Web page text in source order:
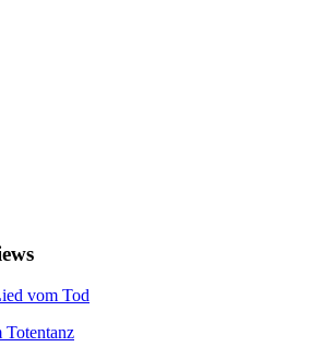
vom Tod
Totentanz